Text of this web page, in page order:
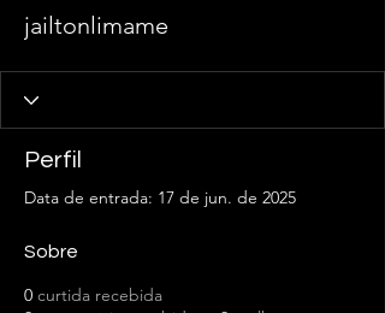
jailtonlimame
Perfil
Data de entrada: 17 de jun. de 2025
Sobre
0 curtida recebida